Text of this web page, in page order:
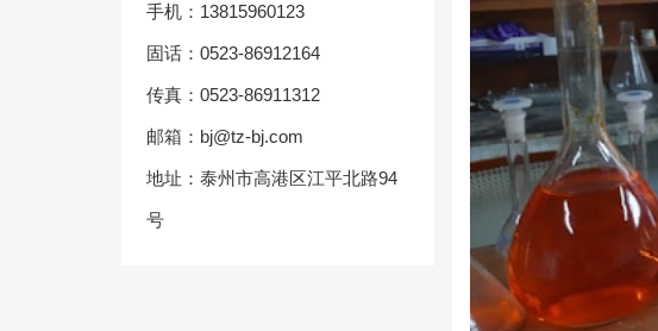
手机：13815960123
固话：0523-86912164
传真：0523-86911312
邮箱：bj@tz-bj.com
地址：泰州市高港区江平北路94
号